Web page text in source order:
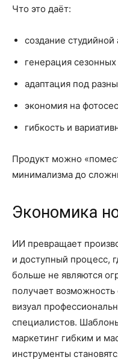
Что это даёт:
создание
генерация
адаптация под
экономия на
гибкость и
Продукт можно
минимализма до
Экономика
ИИ превращает
и доступный процесс,
больше не являются
получает возможность
визуал
специалистов.
маркетинг гибким и
инструменты